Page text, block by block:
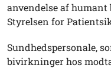
anvendelse af
Styrelsen for
Sundhedspersonale,
bivirkninger hos